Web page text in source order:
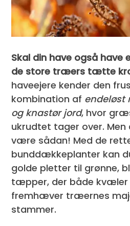
Skal din have også
de store træers tætte
haveejere kender den
kombination af endeløst
og knastør jord, hvor
ukrudtet tager over. Men
være sådan! Med de
bunddækkeplanter kan
golde pletter til grønne,
tæpper, der både kvæler
fremhæver træernes
stammer.